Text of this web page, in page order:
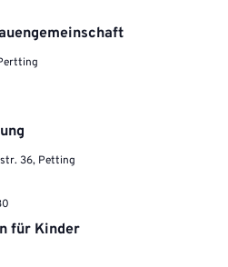
36, Petting
für Kinder